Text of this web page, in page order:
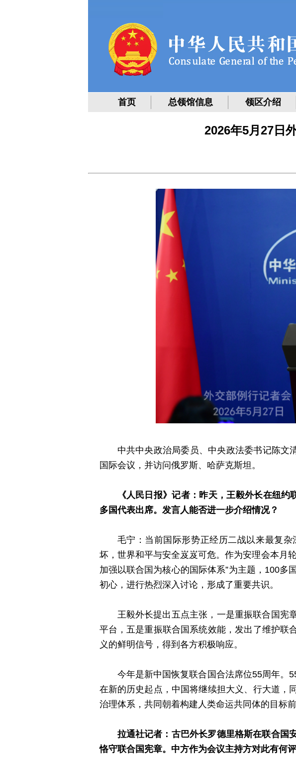
首页 总领馆信息 领区介绍
2026年5月27日
中共中央政治局委员、中央政法委书记陈文
国际会议，并访问俄罗斯、哈萨克斯坦。
《人民日报》记者：昨天，王毅外长在纽
多国代表出席。发言人能否进一步介绍情况？
毛宁：当前国际形势正经历二战以来最复
坏，世界和平与安全岌岌可危。作为安理会本月
加强以联合国为核心的国际体系”为主题，100
初心，进行热烈深入讨论，形成了重要共识。
王毅外长提出五点主张，一是重振联合国宪
平台，五是重振联合国系统效能，发出了维护联
义的鲜明信号，得到各方积极响应。
今年是新中国恢复联合国合法席位55周年。
在新的历史起点，中国将继续担大义、行大道，
治理体系，共同朝着构建人类命运共同体的目标前
拉通社记者：古巴外长罗德里格斯在联合国
恪守联合国宪章。中方作为会议主持方对此有何